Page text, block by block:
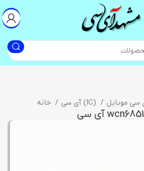
آی سی (IC)
wcn6851 آی سی